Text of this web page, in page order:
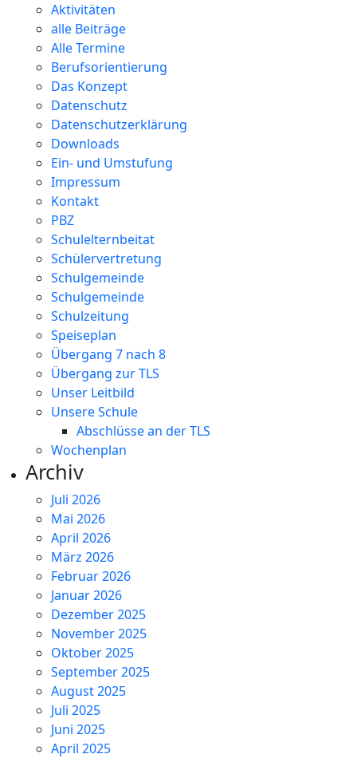
Aktivitäten
alle Beiträge
Alle Termine
Berufsorientierung
Das Konzept
Datenschutz
Datenschutzerklärung
Downloads
Ein- und Umstufung
Impressum
Kontakt
PBZ
Schulelternbeitat
Schülervertretung
Schulgemeinde
Schulgemeinde
Schulzeitung
Speiseplan
Übergang 7 nach 8
Übergang zur TLS
Unser Leitbild
Unsere Schule
Abschlüsse an der TLS
Wochenplan
Archiv
Juli 2026
Mai 2026
April 2026
März 2026
Februar 2026
Januar 2026
Dezember 2025
November 2025
Oktober 2025
September 2025
August 2025
Juli 2025
Juni 2025
April 2025